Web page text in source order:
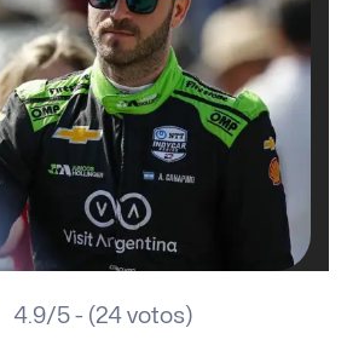
4.9/5 - (24 votos)